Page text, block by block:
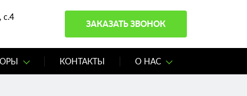
с.4
ЗАКАЗАТЬ ЗВОНОК
КОНТАКТЫ О НАС